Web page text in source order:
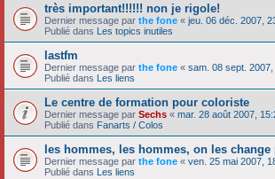
très important!!!!!! non je rigole!
Dernier message par the fone « jeu. 06 déc. 2007,
Publié dans Les topics inutiles
lastfm
Dernier message par the fone « sam. 08 sept. 2007,
Publié dans Les liens
Le centre de formation pour coloriste
Dernier message par Sechs « mar. 28 août 2007,
Publié dans Fanarts / Colos
les hommes, les hommes, on les change
Dernier message par the fone « ven. 25 mai 2007,
Publié dans Les liens